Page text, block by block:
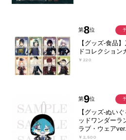
第8位
【グッズ-食品
ドコレクション
￥220
第9位
【グッズ-ぬい
ッドワンダーラ
ラブ・ウェア
￥2,500